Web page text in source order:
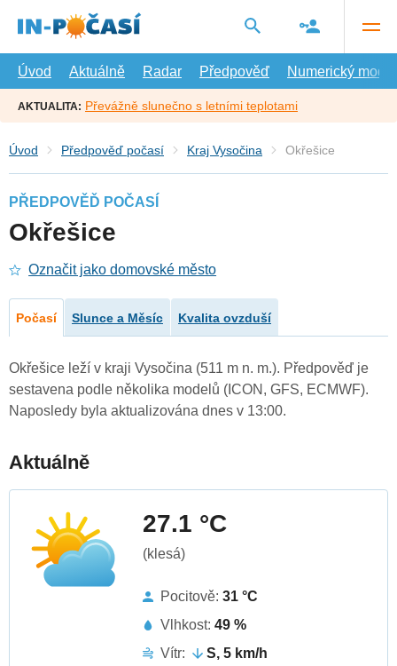
hlavní
Úvod
Aktuálně Radar Předpověď Numerický model
AKTUALITA: Převážně slunečno s letními teplotami
Úvod Předpověď počasí Kraj Vysočina Okřešice
PŘEDPOVĚĎ POČASÍ
Okřešice
Označit jako domovské město
Počasí Slunce a Měsíc Kvalita ovzduší
Okřešice leží v kraji Vysočina (511 m n. m.). Předpověď je
sestavena podle několika modelů (ICON, GFS, ECMWF).
Naposledy byla aktualizována dnes v 13:00.
Aktuálně
27.1 °C
(klesá)
Pocitově: 31 °C
Vlhkost: 49 %
Vítr:
S, 5 km/h